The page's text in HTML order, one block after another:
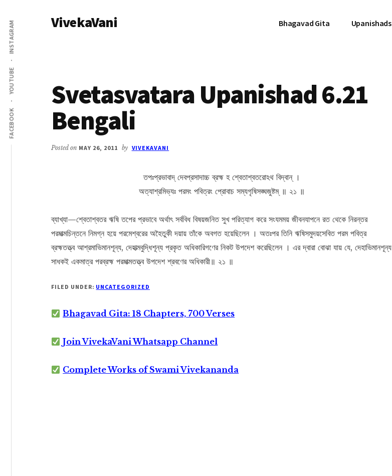
main
content
primary
sidebar
Additional
menu
FACEBOOK
YOUTUBE
INSTAGRAM VivekaVani Bhagavad Gita Upanishads
Svetasvatara Upanishad 6.21
Bengali
Posted on MAY 26, 2011 by VIVEKAVANI
তপঃপ্রভাবাদ্ দেবপ্রসাদাচ্চ ব্রহ্ম হ শ্বেতাশ্বতরোঽথ বিদ্বান্ ।
অত্যাশ্রমিভ্যঃ পরমং পবিত্রং প্রোবাচ সম্যগৃষিসঙ্ঘজুষ্টম্ ॥ ২১ ॥
ব্যাখ্যা—শ্বেতাশ্বতর ঋষি তপের প্রভাবে অর্থাৎ সর্ববিধ বিষয়জনিত সুখ পরিত্যাগ করে সংযমময় জীবনযাপনে রত থেকে নিরন্তর
পরমাত্মচিন্তনে নিমগ্ন হয়ে পরমেশ্বরের অহৈতুকী দয়ায় তাঁকে অবগত হয়েছিলেন । অতঃপর তিনি ঋষিসমুদয়সেবিত পরম পবিত্র
ব্রহ্মতত্ত্ব আশ্রমাভিমানশূন্য, দেহাত্মবুদ্ধিশূন্য প্রকৃত অধিকারিগণের নিকট উপদেশ করেছিলেন । এর দ্বারা বোঝা যায় যে, দেহাভিমানশূন্য
সাধকই একমাত্র পরব্রহ্ম পরমাত্মতত্ত্ব উপদেশ শ্রবণের অধিকারী॥ ২১ ॥
FILED UNDER: UNCATEGORIZED
Bhagavad Gita: 18 Chapters, 700 Verses
Join VivekaVani Whatsapp Channel
Complete Works of Swami Vivekananda